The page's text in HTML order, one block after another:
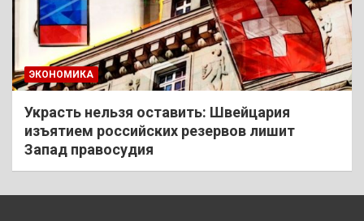
ЭКОНОМИКА
Украсть нельзя оставить: Швейцария
изъятием российских резервов лишит
Запад правосудия